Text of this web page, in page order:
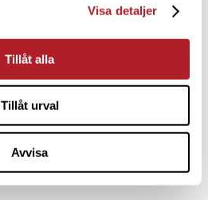
Visa detaljer
Tillåt alla
Tillåt urval
Avvisa